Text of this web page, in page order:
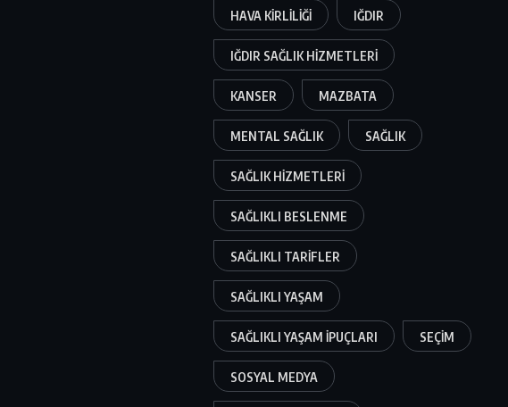
HAVA KIRLILIĞI IĞDIR
IĞDIR SAĞLIK HIZMETLERI
KANSER MAZBATA
MENTAL SAĞLIK SAĞLIK
SAĞLIK HIZMETLERI
SAĞLIKLI BESLENME
SAĞLIKLI TARIFLER
SAĞLIKLI YAŞAM
SAĞLIKLI YAŞAM IPUÇLARI SEÇIM
SOSYAL MEDYA